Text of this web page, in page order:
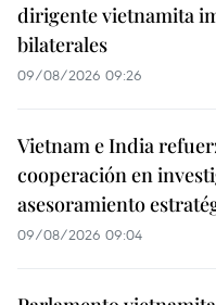
dirigente vietnamita
bilaterales
09/08/2026 09:26
Vietnam e India
cooperación en
asesoramiento
09/08/2026 09:04